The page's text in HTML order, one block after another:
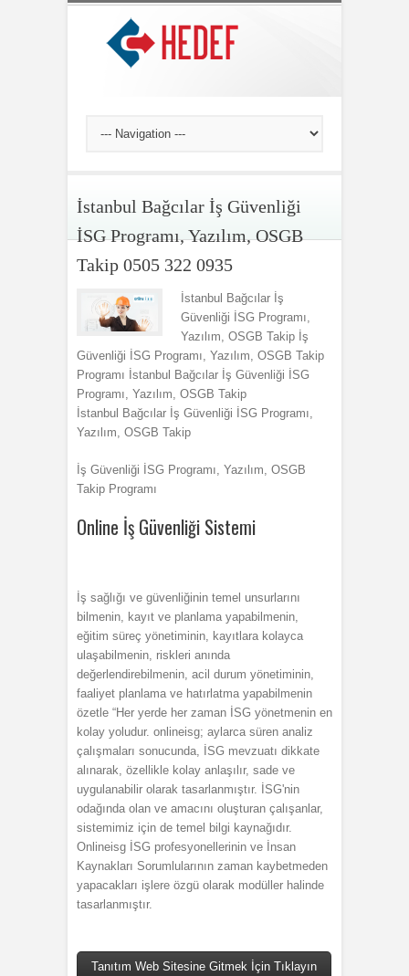
İstanbul Bağcılar İş Güvenliği
İSG Programı, Yazılım, OSGB
Takip 0505 322 0935
İstanbul Bağcılar İş
Güvenliği İSG Programı,
Yazılım, OSGB Takip İş
Güvenliği İSG Programı, Yazılım, OSGB Takip
Programı İstanbul Bağcılar İş Güvenliği İSG
Programı, Yazılım, OSGB Takip
İstanbul Bağcılar İş Güvenliği İSG Programı,
Yazılım, OSGB Takip
İş Güvenliği İSG Programı, Yazılım, OSGB
Takip Programı
Online İş Güvenliği Sistemi
İş sağlığı ve güvenliğinin temel unsurlarını
bilmenin, kayıt ve planlama yapabilmenin,
eğitim süreç yönetiminin, kayıtlara kolayca
ulaşabilmenin, riskleri anında
değerlendirebilmenin, acil durum yönetiminin,
faaliyet planlama ve hatırlatma yapabilmenin
özetle “Her yerde her zaman İSG yönetmenin en
kolay yoludur. onlineisg; aylarca süren analiz
çalışmaları sonucunda, İSG mevzuatı dikkate
alınarak, özellikle kolay anlaşılır, sade ve
uygulanabilir olarak tasarlanmıştır. İSG'nin
odağında olan ve amacını oluşturan çalışanlar,
sistemimiz için de temel bilgi kaynağıdır.
Onlineisg İSG profesyonellerinin ve İnsan
Kaynakları Sorumlularının zaman kaybetmeden
yapacakları işlere özgü olarak modüller halinde
tasarlanmıştır.
Tanıtım Web Sitesine Gitmek İçin Tıklayın